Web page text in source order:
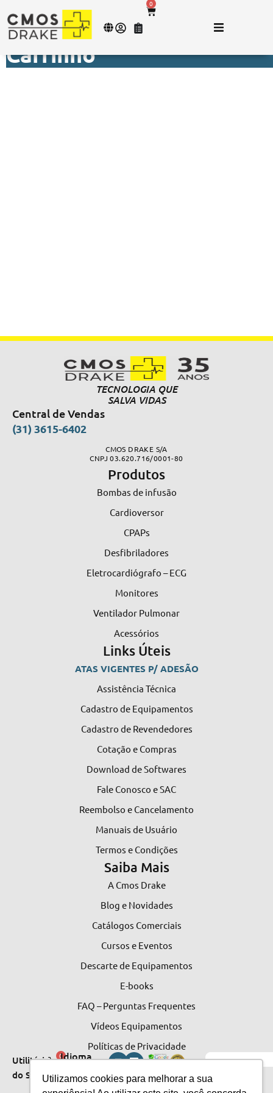
Utilizamos cookies para melhorar a sua
0
Carrinho
TECNOLOGIA QUE
SALVA VIDAS
Central de Vendas
(31) 3615-6402
CMOS DRAKE S/A
CNPJ 03.620.716/0001-80
Produtos
Bombas de infusão
Cardioversor
CPAPs
Desfibriladores
Eletrocardiógrafo – ECG
Monitores
Ventilador Pulmonar
Acessórios
Links Úteis
ATAS VIGENTES P/ ADESÃO
Assistência Técnica
Cadastro de Equipamentos
Cadastro de Revendedores
Cotação e Compras
Download de Softwares
Fale Conosco e SAC
Reembolso e Cancelamento
Manuais de Usuário
Termos e Condições
Saiba Mais
A Cmos Drake
Blog e Novidades
Catálogos Comerciais
Cursos e Eventos
Descarte de Equipamentos
E-books
FAQ – Perguntas Frequentes
Vídeos Equipamentos
Políticas de Privacidade
Utilitários
do Site
0Idioma
do